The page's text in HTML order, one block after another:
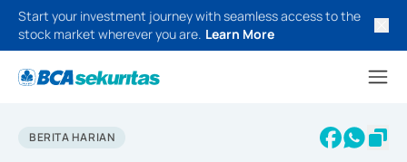
Start your investment journey with seamless access to the
stock market wherever you are. Learn More
BERITA HARIAN